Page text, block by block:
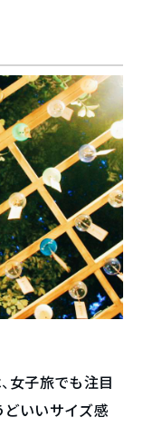
女子旅でも注目
どいいサイズ感